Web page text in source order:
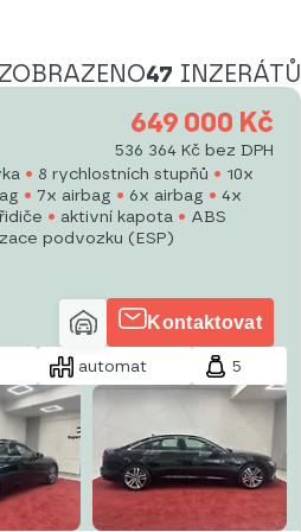
ZOBRAZENO47 INZERÁTŮ
649 000 Kč
536 364 Kč bez DPH
8 rychlostních stupňů
10x
7x airbag 6x airbag
4x
aktivní kapota
ABS
podvozku (ESP)
Kontaktovat
automat 5